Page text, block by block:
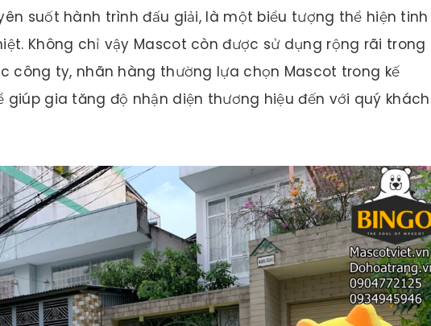
suốt hành trình đấu giải, là một biểu tượng thể hiện tinh
Không chỉ vậy Mascot còn được sử dụng rộng rãi trong
công ty, nhãn hàng thường lựa chọn Mascot trong kế
giúp gia tăng độ nhận diện thương hiệu đến với quý khách